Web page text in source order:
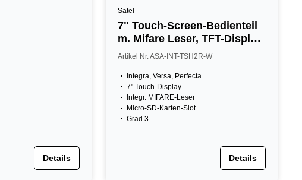
Details
Satel
7" Touch-Screen-Bedienteil
m. Mifare Leser, TFT-Display,
weiß
Artikel Nr. ASA-INT-TSH2R-W
Integra, Versa, Perfecta
7" Touch-Display
Integr. MIFARE-Leser
Micro-SD-Karten-Slot
Grad 3
Details